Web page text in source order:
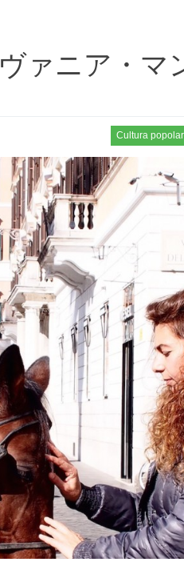
ァニア・マ
Cultura